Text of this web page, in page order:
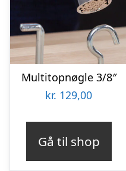
Multitopnøgle 3/8″
kr. 129,00
Gå til shop